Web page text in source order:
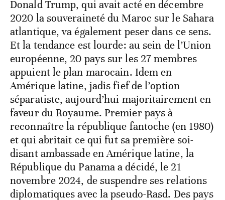
Donald Trump, qui avait acté en décembre
2020 la souveraineté du Maroc sur le Sahara
atlantique, va également peser dans ce sens.
Et la tendance est lourde: au sein de l’Union
européenne, 20 pays sur les 27 membres
appuient le plan marocain. Idem en
Amérique latine, jadis fief de l’option
séparatiste, aujourd’hui majoritairement en
faveur du Royaume. Premier pays à
reconnaître la république fantoche (en 1980)
et qui abritait ce qui fut sa première soi-
disant ambassade en Amérique latine, la
République du Panama a décidé, le 21
novembre 2024, de suspendre ses relations
diplomatiques avec la pseudo-Rasd. Des pays